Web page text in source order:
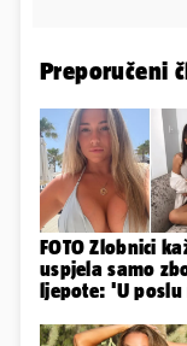
Preporučeni
FOTO Zlobnici
uspjela samo
ljepote: 'U poslu